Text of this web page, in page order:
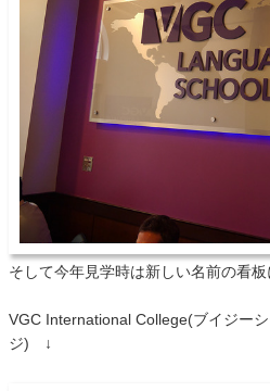
そして今年見学時は新しい名前の看
VGC International College(ブイジー
ジ) ↓